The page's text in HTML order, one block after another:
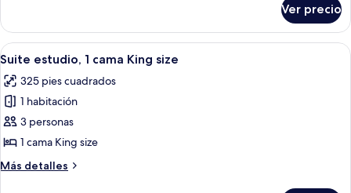
1
habitación
Ver precio
Abrir
todas
las
fotos
de
Suite
estudio,
1
Una habitación de hotel moderna
5
Suite estudio, 1 cama King size
325 pies cuadrados
1 habitación
3 personas
1 cama King size
Más detalles
Más